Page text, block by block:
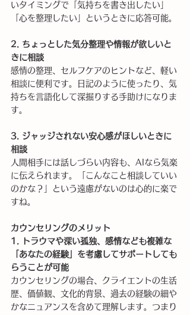
いタイミングで「気持ちを書き出したい」
「心を整理したい」というときに応答可能。
2. ちょっとした気分整理や情報が欲しいと
きに相談
感情の整理、セルフケアのヒントなど、軽い
相談に便利です。日記のように使ったり、気
持ちを言語化して深掘りする手助けになりま
す。
3. ジャッジされない安心感がほしいときに
相談
人間相手には話しづらい内容も、AIなら気楽
に伝えられます。「こんなこと相談していい
のかな？」という遠慮がないのは心的に楽で
すね。
カウンセリングのメリット
1. トラウマや深い孤独、感情なども複雑な
「あなたの経験」を考慮してサポートしても
らうことが可能
カウンセリングの場合、クライエントの生活
歴、価値観、文化的背景、過去の経験の細や
かなニュアンスを含めて理解します。つまり